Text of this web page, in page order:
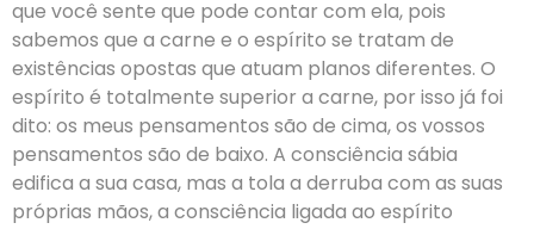
que você sente que pode contar com ela, pois
sabemos que a carne e o espírito se tratam de
existências opostas que atuam planos diferentes. O
espírito é totalmente superior a carne, por isso já foi
dito: os meus pensamentos são de cima, os vossos
pensamentos são de baixo. A consciência sábia
edifica a sua casa, mas a tola a derruba com as suas
próprias mãos, a consciência ligada ao espírito